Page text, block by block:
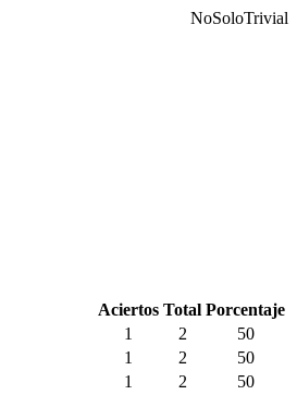
NoSoloTrivial
Aciertos Total Porcentaje
1 2
50
1 2
50
1 2
50